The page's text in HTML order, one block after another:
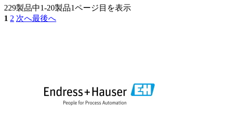
229製品中1-20製品1ページ目を表示
1 2 次へ最後へ